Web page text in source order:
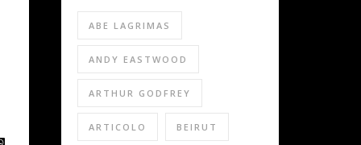
ABE LAGRIMAS
ANDY EASTWOOD
ARTHUR GODFREY
ARTICOLO BEIRUT